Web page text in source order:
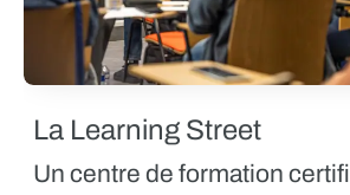
La Learning Street
Un centre de formation